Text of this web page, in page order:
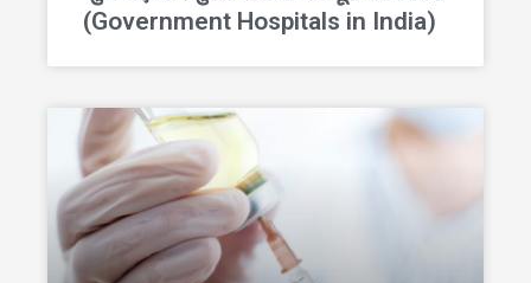
(Government Hospitals in India)